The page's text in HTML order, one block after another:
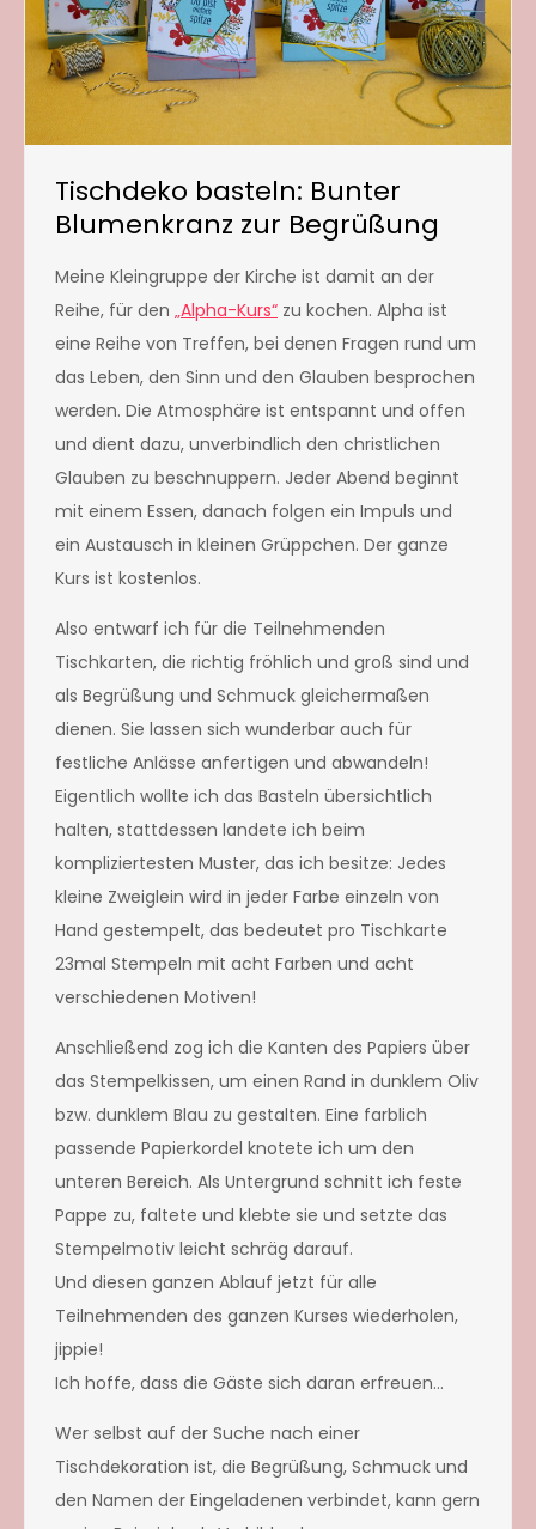
Tischdeko basteln: Bunter
Blumenkranz zur Begrüßung
Meine Kleingruppe der Kirche ist damit an der
Reihe, für den „Alpha-Kurs“ zu kochen. Alpha ist
eine Reihe von Treffen, bei denen Fragen rund um
das Leben, den Sinn und den Glauben besprochen
werden. Die Atmosphäre ist entspannt und offen
und dient dazu, unverbindlich den christlichen
Glauben zu beschnuppern. Jeder Abend beginnt
mit einem Essen, danach folgen ein Impuls und
ein Austausch in kleinen Grüppchen. Der ganze
Kurs ist kostenlos.
Also entwarf ich für die Teilnehmenden
Tischkarten, die richtig fröhlich und groß sind und
als Begrüßung und Schmuck gleichermaßen
dienen. Sie lassen sich wunderbar auch für
festliche Anlässe anfertigen und abwandeln!
Eigentlich wollte ich das Basteln übersichtlich
halten, stattdessen landete ich beim
kompliziertesten Muster, das ich besitze: Jedes
kleine Zweiglein wird in jeder Farbe einzeln von
Hand gestempelt, das bedeutet pro Tischkarte
23mal Stempeln mit acht Farben und acht
verschiedenen Motiven!
Anschließend zog ich die Kanten des Papiers über
das Stempelkissen, um einen Rand in dunklem Oliv
bzw. dunklem Blau zu gestalten. Eine farblich
passende Papierkordel knotete ich um den
unteren Bereich. Als Untergrund schnitt ich feste
Pappe zu, faltete und klebte sie und setzte das
Stempelmotiv leicht schräg darauf.
Und diesen ganzen Ablauf jetzt für alle
Teilnehmenden des ganzen Kurses wiederholen,
jippie!
Ich hoffe, dass die Gäste sich daran erfreuen…
Wer selbst auf der Suche nach einer
Tischdekoration ist, die Begrüßung, Schmuck und
den Namen der Eingeladenen verbindet, kann gern